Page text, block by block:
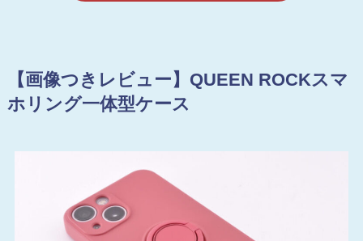
【画像つきレビュー】QUEEN ROCKスマ
ホリング一体型ケース